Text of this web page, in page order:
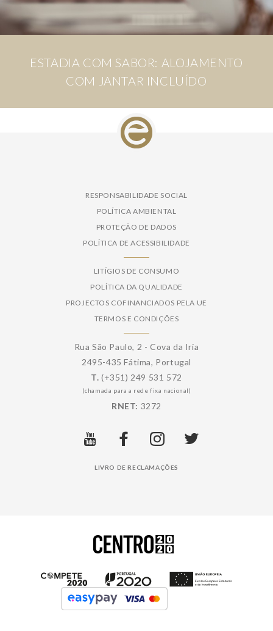
ESTADIA COM SABOR: ALOJAMENTO
COM JANTAR INCLUÍDO
RESPONSABILIDADE SOCIAL
POLÍTICA AMBIENTAL
PROTEÇÃO DE DADOS
POLÍTICA DE ACESSIBILIDADE
LITÍGIOS DE CONSUMO
POLÍTICA DA QUALIDADE
PROJECTOS COFINANCIADOS PELA UE
TERMOS E CONDIÇÕES
Rua São Paulo, 2 - Cova da Iria
2495-435 Fátima, Portugal
T. (+351) 249 531 572
(chamada para a rede fixa nacional)
RNET: 3272
LIVRO DE RECLAMAÇÕES